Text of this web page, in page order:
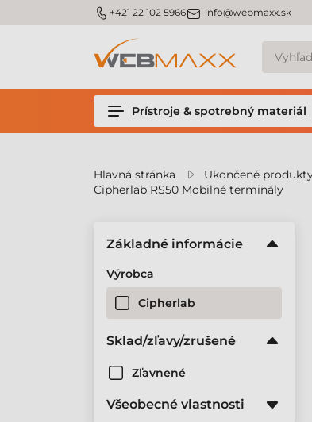
m_phone +421 22 102 5966m_email info@webmaxx.sk
Prístroje & spotrebný materiál
Hlavná stránka Ukončené
Cipherlab RS50 Mobilné terminály
Základné informácie
Výrobca
Cipherlab
Sklad/zľavy/zrušené
Zľavnené
Všeobecné vlastnosti